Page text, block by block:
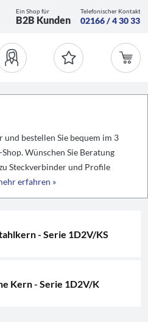
Ein Shop für
B2B Kunden
Telefonischer Kontakt
02166 / 4 30 33
bestellen Sie bequem im 3
Wünschen Sie Beratung
Steckverbinder und Profile
erfahren »
- Serie 1D2V/KS
Kern - Serie 1D2V/K